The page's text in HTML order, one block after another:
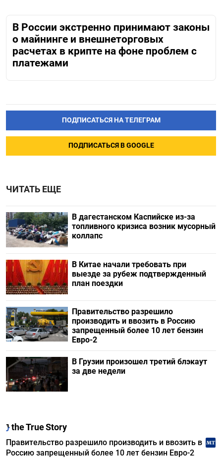
В России экстренно принимают законы
о майнинге и внешнеторговых
расчетах в крипте на фоне проблем с
платежами
ПОДПИСАТЬСЯ НА ТЕЛЕГРАМ
ПОДПИСАТЬСЯ В GOOGLE
ЧИТАТЬ ЕЩЕ
В дагестанском Каспийске из-за
топливного кризиса возник мусорный
коллапс
В Китае начали требовать при
выезде за рубеж подтвержденный
план поездки
Правительство разрешило
производить и ввозить в Россию
запрещенный более 10 лет бензин
Евро-2
В Грузии произошел третий блэкаут
за две недели